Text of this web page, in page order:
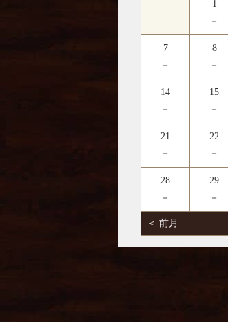
1
－
7
－
8
－
14
－
15
－
21
－
22
－
28
－
29
－
＜ 前月